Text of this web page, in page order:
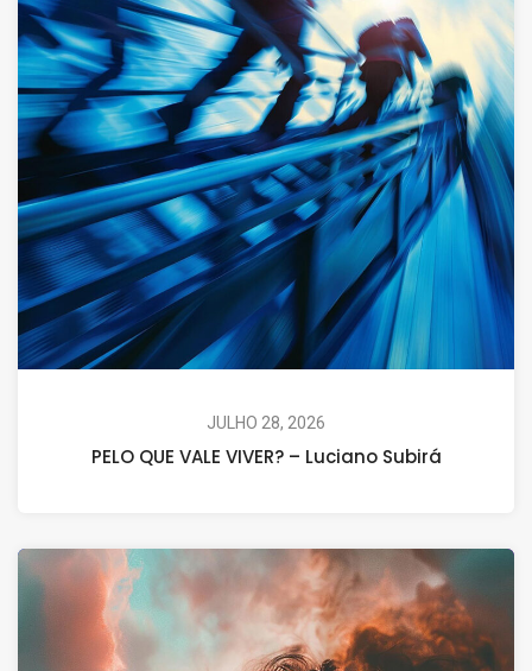
JULHO 28, 2026
PELO QUE VALE VIVER? – Luciano Subirá